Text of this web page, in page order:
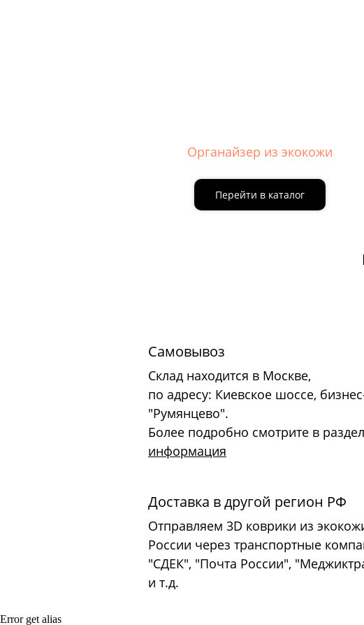
Органайзер из экокожи
Перейти в каталог
Самовывоз
Склад находится в Москве,
по адресу: Киевское шоссе,
"Румянцево".
Более подробно смотрите в
информация
Доставка в другой регион РФ
Отправляем 3D коврики из
России через транспортные
"СДЕК", "Почта России",
и т.д.
Error get alias